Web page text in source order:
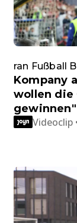
ran Fußball
Kompany
wollen die
gewinnen"
Videoclip